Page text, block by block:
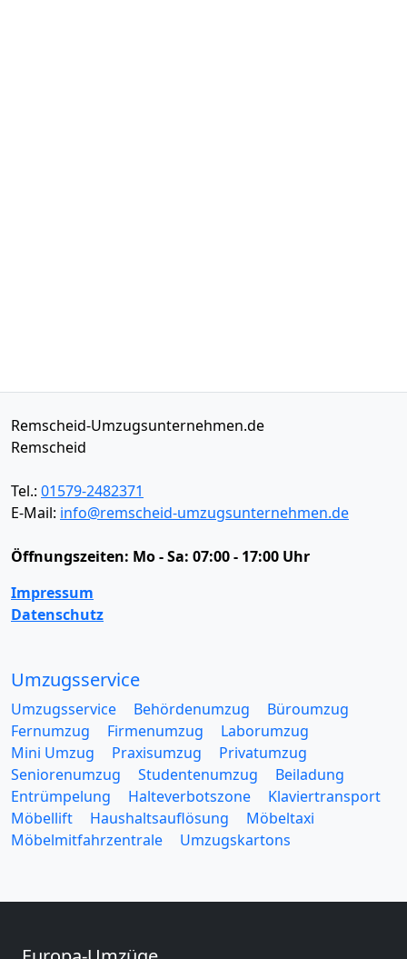
Remscheid-Umzugsunternehmen.de
Remscheid
Tel.: 01579-2482371
E-Mail: info@remscheid-umzugsunternehmen.de
Öffnungszeiten: Mo - Sa: 07:00 - 17:00 Uhr
Impressum
Datenschutz
Umzugsservice
Umzugsservice Behördenumzug
Büroumzug
Fernumzug
Firmenumzug
Laborumzug
Mini Umzug
Praxisumzug
Privatumzug
Seniorenumzug
Studentenumzug
Beiladung
Entrümpelung
Halteverbotszone
Klaviertransport
Möbellift
Haushaltsauflösung
Möbeltaxi
Möbelmitfahrzentrale
Umzugskartons